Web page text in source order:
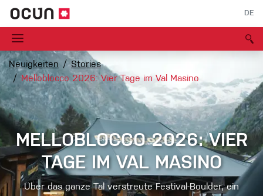
DE
Neuigkeiten
Stories
Melloblocco 2026: Vier Tage im Val Masino
MELLOBLOCCO 2026: VIER
TAGE IM VAL MASINO
Über das ganze Tal verstreute Festival-Boulder, ein